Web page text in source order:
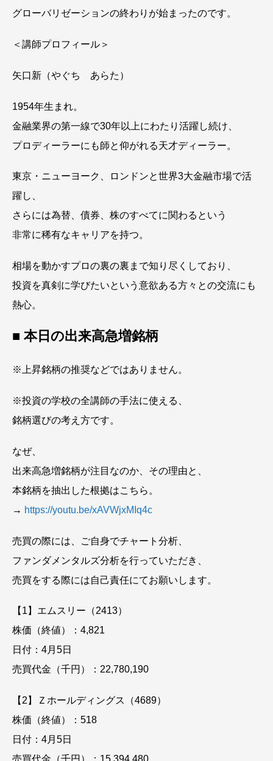
グローバリゼーションの終わりが始まったのです。
＜講師プロフィール＞
矢口新（やぐち あらた）
1954年生まれ。
金融業界の第一線で30年以上にわたり活躍し続け、
プロディーラーにも師と仰がれる天才ディーラー。
東京・ニューヨーク、ロンドンと世界3大金融市場で活
躍し、
さらには為替、債券、株のすべてに関わるという
非常に稀有なキャリアを持つ。
相場を動かすプロの裏の裏まで知り尽くしており、
投資を真剣に学びたいという意欲ある方々との交流にも
熱心。
■ 本日の出来高急増銘柄
※上昇銘柄の推奨などではありません。
※投資の学校の全講師の手法に使える、
銘柄選びの考え方です。
なぜ、
出来高急増銘柄が注目なのか、その理由と、
本銘柄を抽出した根拠はこちら。
→ https://youtu.be/xAVWjxMIq4c
売買の際には、ご自身でチャート分析、
ファンダメンタルズ分析を行っていただき、
売買をする際には自己責任にてお願いします。
【1】エムスリー（2413）
株価（終値）：4,821
日付：4月5日
売買代金（千円）：22,780,190
【2】Ｚホールディングス（4689）
株価（終値）：518
日付：4月5日